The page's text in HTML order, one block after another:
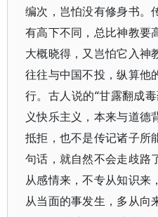
编次，岂怕没有修身书。
有高下不同，总比神教要
大概晓得，又岂怕它入神
往往与中国不投，纵算他
行。古人说的“甘露翻成
义快乐主义，本来与道德
抵拒，也不是传记诸子所
句话，就自然不会走歧路
从感情来，不专从知识来
从当面的事发生，多从向